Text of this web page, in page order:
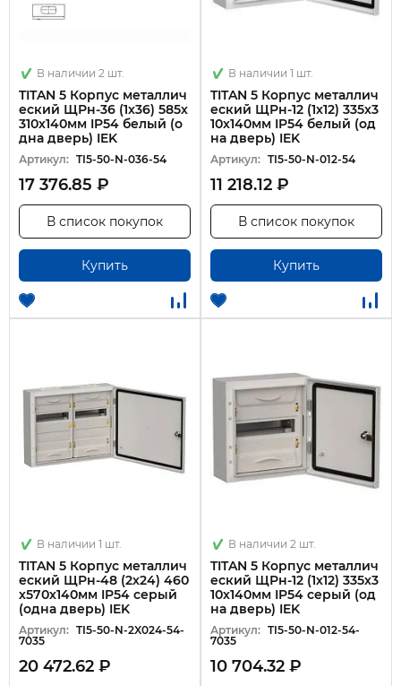
В наличии 2 шт.
TITAN 5 Корпус металлич
еский ЩРн-36 (1х36) 585х
310х140мм IP54 белый (о
дна дверь) IEK
Артикул: TI5-50-N-036-54
17 376.85 ₽
Купить
В список покупок
В наличии 1 шт.
TITAN 5 Корпус металлич
еский ЩРн-12 (1х12) 335х3
10х140мм IP54 белый (од
на дверь) IEK
Артикул: TI5-50-N-012-54
11 218.12 ₽
Купить
В список покупок
В наличии 1 шт.
TITAN 5 Корпус металлич
еский ЩРн-48 (2х24) 460
х570х140мм IP54 серый
(одна дверь) IEK
Артикул: TI5-50-N-2X024-54-
7035
20 472.62 ₽
В наличии 2 шт.
TITAN 5 Корпус металлич
еский ЩРн-12 (1х12) 335х3
10х140мм IP54 серый (од
на дверь) IEK
Артикул: TI5-50-N-012-54-
7035
10 704.32 ₽